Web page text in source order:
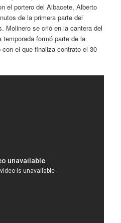
el portero del Albacete, Alberto
de la primera parte del
Molinero se crió en la cantera del
formó parte de la
el que finaliza contrato el 30